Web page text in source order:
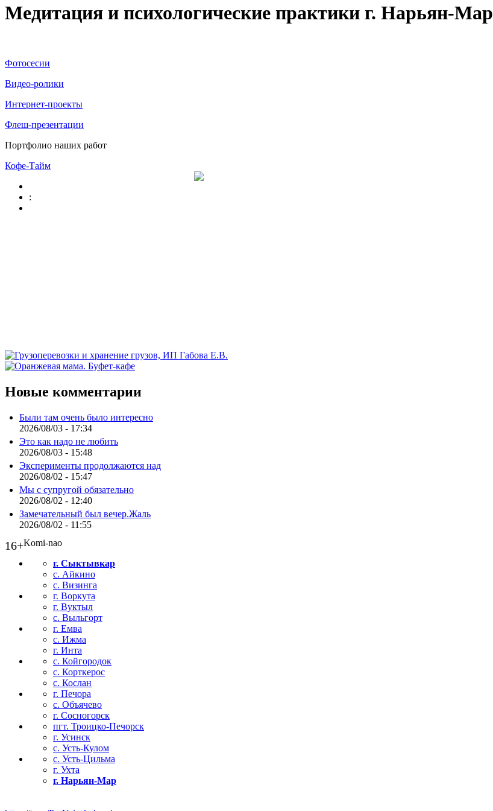
Медитация и психологические практики г. Нарьян-Мар
Фотосесии
Видео-ролики
Интернет-проекты
Флеш-презентации
Портфолио наших работ
Кофе-Тайм
:
Новые комментарии
Были там очень было интересно
2026/08/03 - 17:34
Это как надо не любить
2026/08/03 - 15:48
Эксперименты продолжаются над
2026/08/02 - 15:47
Мы с супругой обязательно
2026/08/02 - 12:40
Замечательный был вечер.Жаль
2026/08/02 - 11:55
16+Komi-nao
г. Сыктывкар
с. Айкино
с. Визинга
г. Воркута
г. Вуктыл
с. Выльгорт
г. Емва
с. Ижма
г. Инта
с. Койгородок
с. Корткерос
с. Кослан
г. Печора
с. Объячево
г. Сосногорск
пгт. Троицко-Печорск
г. Усинск
с. Усть-Кулом
с. Усть-Цильма
г. Ухта
г. Нарьян-Мар